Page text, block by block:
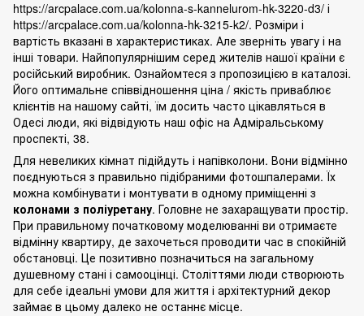
https://arcpalace.com.ua/kolonna-s-kannelurom-hk-3220-d3/ і
https://arcpalace.com.ua/kolonna-hk-3215-k2/. Розміри і
вартість вказані в характеристиках. Але зверніть увагу і на
інші товари. Найпопулярнішим серед жителів нашої країни є
російський виробник. Ознайомтеся з пропозицією в каталозі.
Його оптимальне співвідношення ціна / якість приваблює
клієнтів на нашому сайті, їм досить часто цікавляться в
Одесі люди, які відвідують наш офіс на Адміральському
проспекті, 38.
Для невеликих кімнат підійдуть і напівколони. Вони відмінно
поєднуються з правильно підібраними фотошпалерами. Їх
можна комбінувати і монтувати в одному приміщенні з
колонами з поліуретану. Головне не захаращувати простір.
При правильному початковому моделюванні ви отримаєте
відмінну квартиру, де захочеться проводити час в спокійній
обстановці. Це позитивно позначиться на загальному
душевному стані і самооцінці. Століттями люди створюють
для себе ідеальні умови для життя і архітектурний декор
займає в цьому далеко не останнє місце.